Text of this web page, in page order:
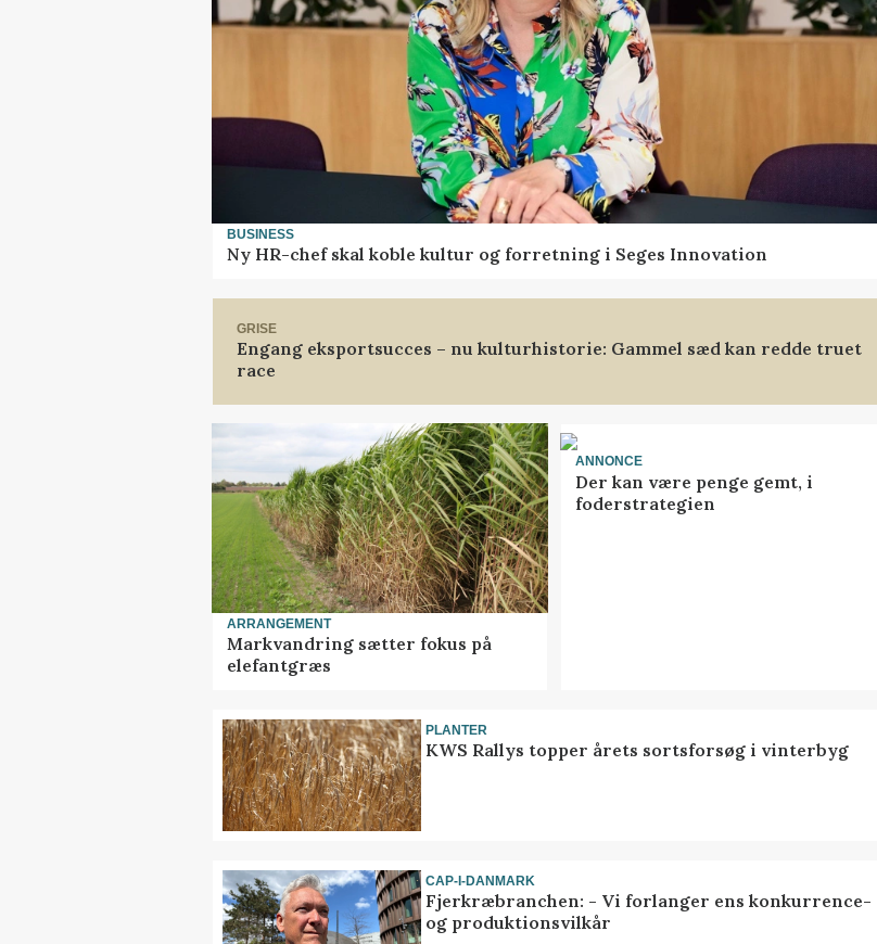
BUSINESS
Ny HR-chef skal koble kultur og forretning i Seges Innovation
GRISE
Engang eksportsucces – nu kulturhistorie: Gammel sæd kan redde truet
race
ARRANGEMENT
Markvandring sætter fokus på
elefantgræs
ANNONCE
Der kan være penge gemt, i
foderstrategien
PLANTER
KWS Rallys topper årets sortsforsøg i vinterbyg
CAP-I-DANMARK
Fjerkræbranchen: - Vi forlanger ens konkurrence-
og produktionsvilkår